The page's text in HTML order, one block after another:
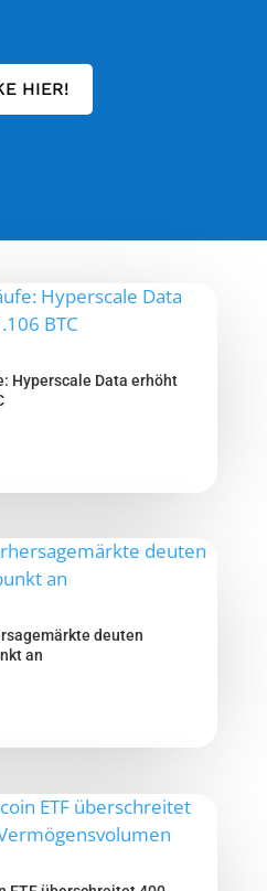
HIER!
Hyperscale Data erhöht
deuten
an